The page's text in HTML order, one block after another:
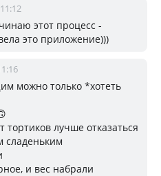
этот процесс -
это приложение)))
можно только *хотеть
тортиков лучше отказаться
сладеньким
и вес набрали